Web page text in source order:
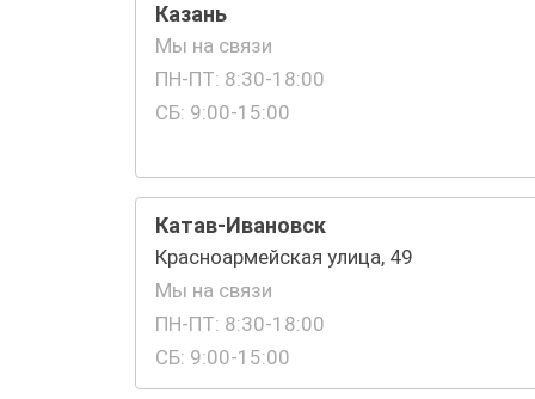
Казань
Мы на связи
ПН-ПТ: 8:30-18:00
СБ: 9:00-15:00
Катав-Ивановск
Красноармейская улица, 49
Мы на связи
ПН-ПТ: 8:30-18:00
СБ: 9:00-15:00